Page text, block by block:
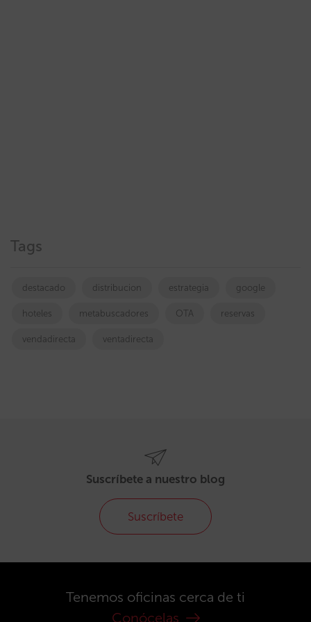
Tags
destacado distribucion estrategia google
hoteles metabuscadores OTA reservas
vendadirecta ventadirecta
Suscríbete a nuestro blog
Suscríbete
Tenemos oficinas cerca de ti
Conócelas